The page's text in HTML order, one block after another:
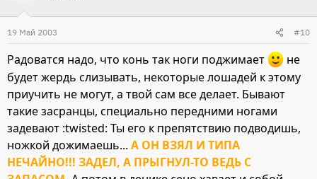
19 Май 2003 #10
Радоватся надо, что конь так ноги поджимает
не
будет жердь слизывать, некоторые лошадей к этому
приучить не могут, а твой сам все делает. Бывают
такие засранцы, специально передними ногами
задевают :twisted: Ты его к препятствию подводишь,
ножкой дожимаешь... А ОН ВЗЯЛ И ТИПА
НЕЧАЙНО!!! ЗАДЕЛ, А ПРЫГНУЛ-ТО ВЕДЬ С